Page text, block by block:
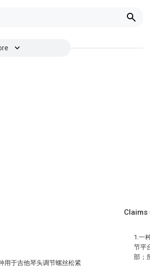
用于吉他琴头调节螺丝松紧
Claims
1.一
节平
部；